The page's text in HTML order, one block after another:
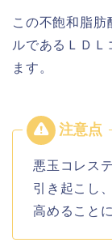
この不飽和脂肪
ルであるＬＤＬ
ます。
悪玉コレス
引き起こし
高めること